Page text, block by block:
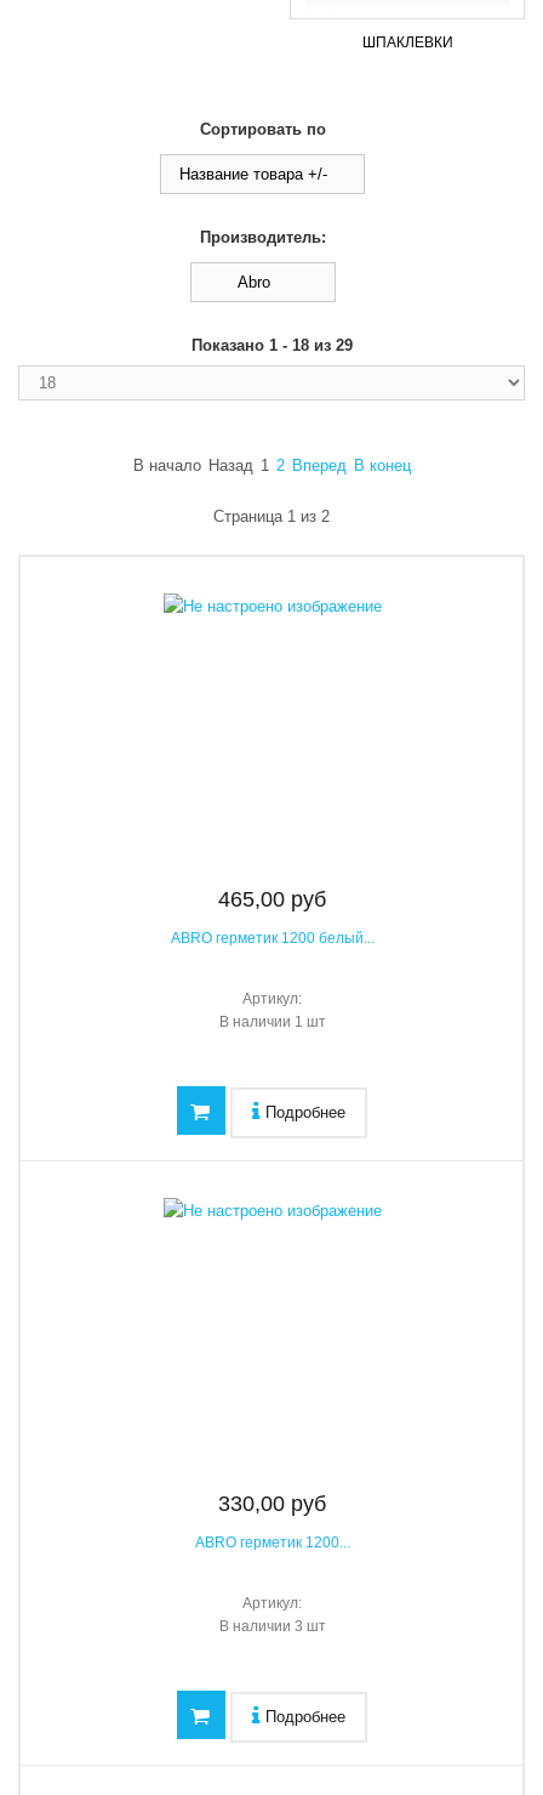
ШПАКЛЕВКИ
Сортировать по
Название товара +/-
Производитель:
Abro
Показано 1 - 18 из 29
В начало Назад 1 2 Вперед В конец
Страница 1 из 2
465,00 руб
ABRO герметик 1200 белый...
Артикул:
В наличии 1 шт
Подробнее
330,00 руб
ABRO герметик 1200...
Артикул:
В наличии 3 шт
Подробнее